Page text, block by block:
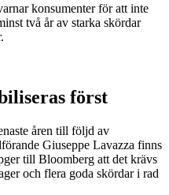
konsumenter för att inte
två år av starka skördar
först
åren till följd av
Giuseppe Lavazza finns
till Bloomberg att det krävs
och flera goda skördar i rad